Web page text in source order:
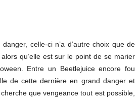
celle-ci n’a d’autre choix que de
qu’elle est sur le point de se marier
Entre un Beetlejuice encore fou
de cette dernière en grand danger et
que vengeance tout est possible,